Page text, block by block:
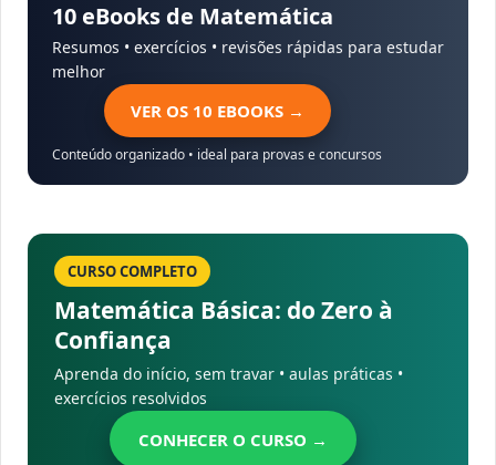
10 eBooks de Matemática
Resumos • exercícios • revisões rápidas para estudar
melhor
VER OS 10 EBOOKS →
Conteúdo organizado • ideal para provas e concursos
CURSO COMPLETO
Matemática Básica: do Zero à
Confiança
Aprenda do início, sem travar • aulas práticas •
exercícios resolvidos
CONHECER O CURSO →